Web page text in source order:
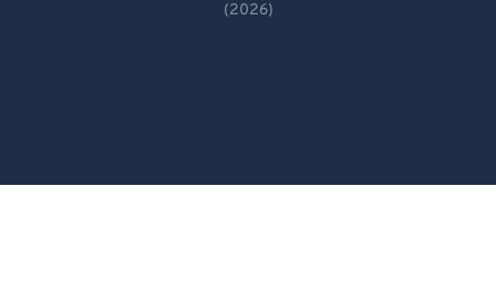
Español
(2026)